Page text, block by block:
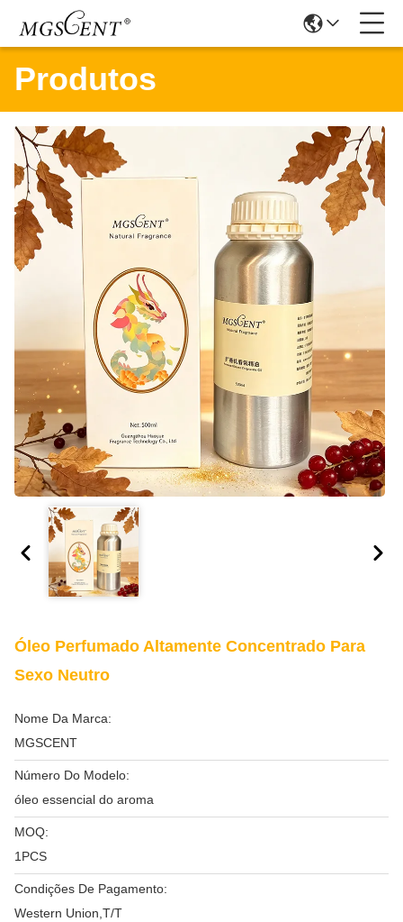
Produtos
Óleo Perfumado Altamente Concentrado Para
Sexo Neutro
Nome Da Marca:
MGSCENT
Número Do Modelo:
óleo essencial do aroma
MOQ:
1PCS
Condições De Pagamento:
Western Union,T/T